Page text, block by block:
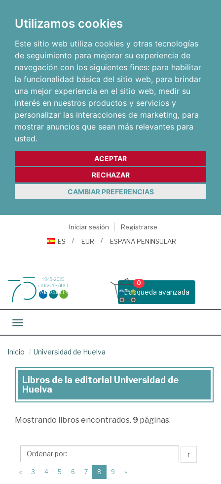
Utilizamos cookies
Este sitio web utiliza cookies y otras tecnologías
de seguimiento para mejorar su experiencia de
navegación con los siguientes fines: para habilitar
la funcionalidad básica del sitio web, para brindar
una mejor experiencia en el sitio web, medir su
interés en nuestros productos y servicios y
personalizar las interacciones de marketing, para
mostrar anuncios que sean más relevantes para
usted.
ACEPTAR
RECHAZAR
CAMBIAR PREFERENCIAS
Iniciar sesión
Registrarse
ES
EUR ESPAÑA PENINSULAR
Busqueda avanzada
0
Toggle navigation
Inicio Universidad de Huelva
Libros
de
la
Universidad
de
Huelva
Libros de la editorial Universidad de
Huelva
Mostrando libros encontrados. 9 páginas.
↑
« 3 4 5 6 7 8 (current)
9 »